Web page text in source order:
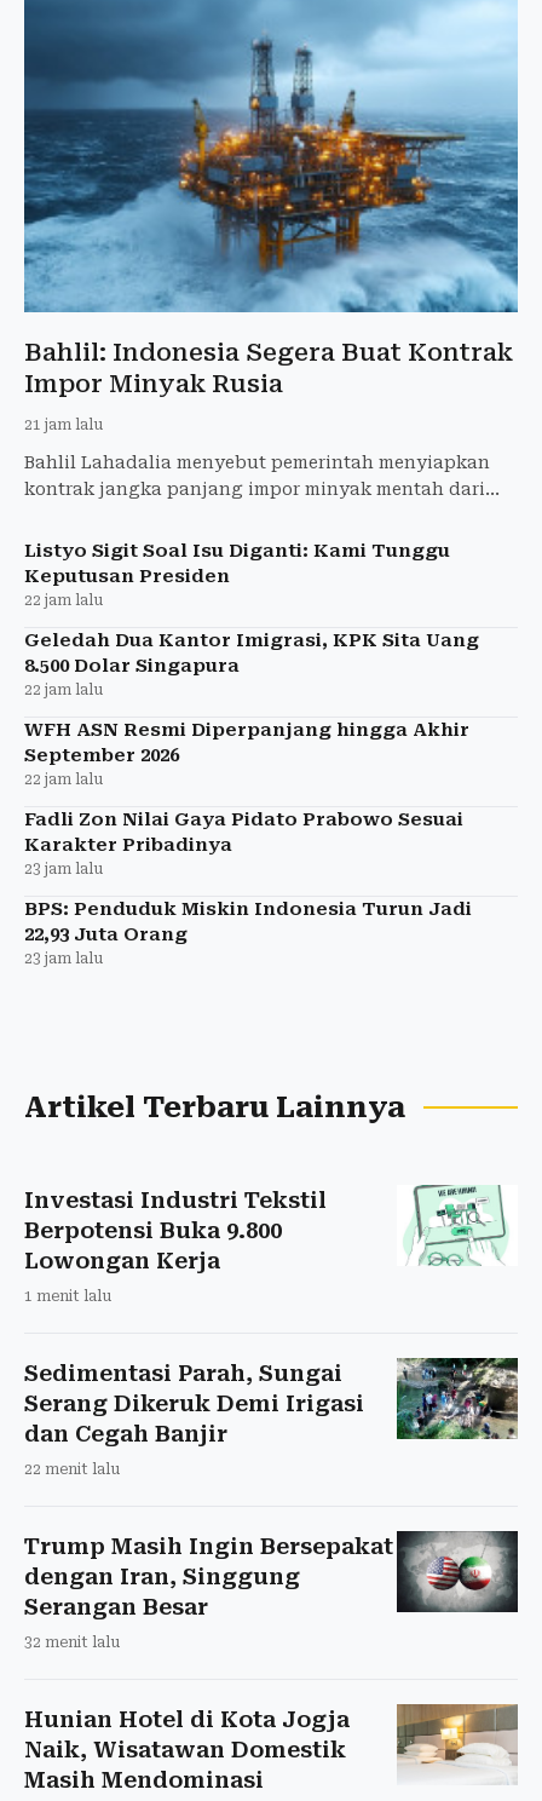
Bahlil: Indonesia Segera Buat Kontrak
Impor Minyak Rusia
21 jam lalu
Bahlil Lahadalia menyebut pemerintah menyiapkan
kontrak jangka panjang impor minyak mentah dari
Listyo Sigit Soal Isu Diganti: Kami Tunggu
Keputusan Presiden
22 jam lalu
Geledah Dua Kantor Imigrasi, KPK Sita Uang
8.500 Dolar Singapura
22 jam lalu
WFH ASN Resmi Diperpanjang hingga Akhir
September 2026
22 jam lalu
Fadli Zon Nilai Gaya Pidato Prabowo Sesuai
Karakter Pribadinya
23 jam lalu
BPS: Penduduk Miskin Indonesia Turun Jadi
22,93 Juta Orang
23 jam lalu
Artikel Terbaru Lainnya
Investasi Industri Tekstil
Berpotensi Buka 9.800
Lowongan Kerja
1 menit lalu
Sedimentasi Parah, Sungai
Serang Dikeruk Demi Irigasi
dan Cegah Banjir
22 menit lalu
Trump Masih Ingin Bersepakat
dengan Iran, Singgung
Serangan Besar
32 menit lalu
Hunian Hotel di Kota Jogja
Naik, Wisatawan Domestik
Masih Mendominasi